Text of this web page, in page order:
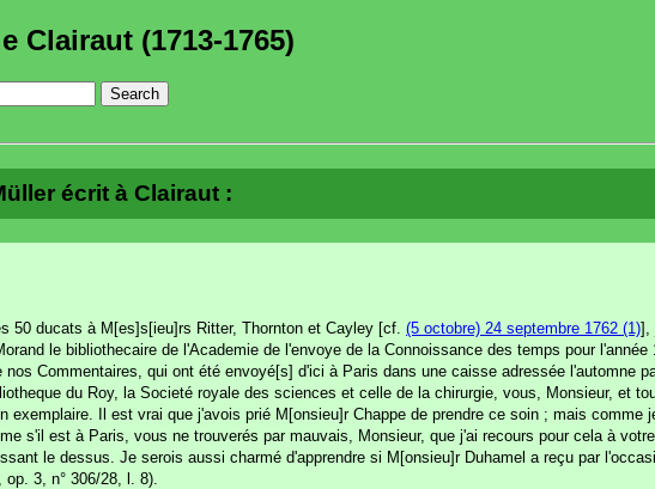
Clairaut (1713-1765)
écrit à Clairaut :
50 ducats à M[es]s[ieu]rs Ritter, Thornton et Cayley [cf. (5 octobre) 24 septembre 1762 (1)],
le bibliothecaire de l'Academie de l'envoye de la Connoissance des temps pour
Commentaires, qui ont été envoyé[s] d'ici à Paris dans une caisse adressée l'automne
du Roy, la Societé royale des sciences et celle de la chirurgie, vous, Monsieur, et
exemplaire. Il est vrai que j'avois prié M[onsieu]r Chappe de prendre ce soin ; mais comme
s'il est à Paris, vous ne trouverés par mauvais, Monsieur, que j'ai recours pour cela à
le dessus. Je serois aussi charmé d'apprendre si M[onsieu]r Duhamel a reçu par
op. 3, n° 306/28, l. 8).